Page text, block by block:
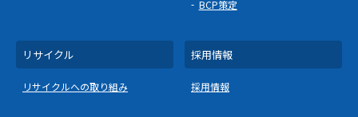
BCP策定
リサイクル
リサイクルへの取り組み
採用情報
採用情報